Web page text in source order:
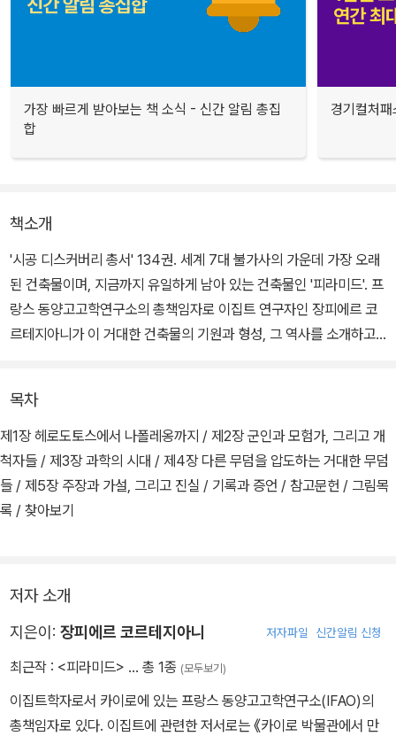
가장 빠르게 받아보는 책 소식 - 신간 알림 총집
합
경기컬처
책소개
'시공 디스커버리 총서' 134권. 세계 7대 불가사의 가운데 가장 오래
된 건축물이며, 지금까지 유일하게 남아 있는 건축물인 '피라미드'. 프
랑스 동양고고학연구소의 총책임자로 이집트 연구자인 장피에르 코
르테지아니가 이 거대한 건축물의 기원과 형성, 그 역사를 소개하고
또한 아직도 뜨거운 공론을 계속해서 만들어 내고 있는 감춰진 방과
그 용도 등 과학적인 의문과 가설을 언급하며 호기심을 자극한다. 수
세기 동안 피라미드를 둘러싼 문헌과 신화, 서양 여행기 등 다양한 자
료와 발굴의 과정이 담겨 있다.
목차
제1장 헤로도토스에서 나폴레옹까지 / 제2장 군인과 모험가, 그리고 개
척자들 / 제3장 과학의 시대 / 제4장 다른 무덤을 압도하는 거대한 무덤
들 / 제5장 주장과 가설, 그리고 진실 / 기록과 증언 / 참고문헌 / 그림목
록 / 찾아보기
저자 소개
지은이: 장피에르 코르테지아니 저자파일 신간알림 신청
최근작 : <피라미드> … 총 1종 (모두보기)
이집트학자로서 카이로에 있는 프랑스 동양고고학연구소(IFAO)의
총책임자로 있다. 이집트에 관련한 저서로는 《카이로 박물관에서 만